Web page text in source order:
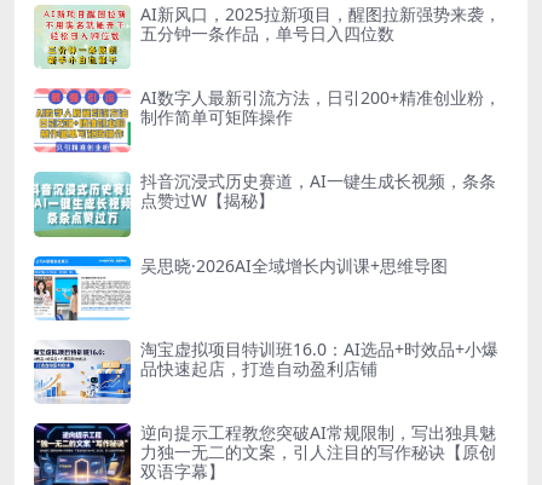
AI新风口，2025拉新项目，醒图拉新强势来袭，
五分钟一条作品，单号日入四位数
AI数字人最新引流方法，日引200+精准创业粉，
制作简单可矩阵操作
抖音沉浸式历史赛道，AI一键生成长视频，条条
点赞过W【揭秘】
吴思晓·2026AI全域增长内训课+思维导图
淘宝虚拟项目特训班16.0：AI选品+时效品+小爆
品快速起店，打造自动盈利店铺
逆向提示工程教您突破AI常规限制，写出独具魅
力独一无二的文案，引人注目的写作秘诀【原创
双语字幕】